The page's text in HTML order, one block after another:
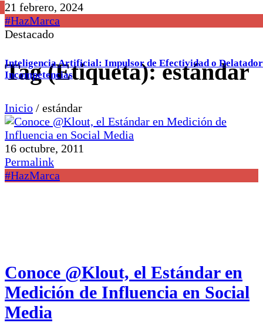
21 febrero, 2024
#HazMarca
Destacado
Inteligencia Artificial: Impulsor de Efectividad o
Incompetencias
Tag (Etiqueta):estándar
Inicio / estándar
16 octubre, 2011
Permalink
#HazMarca
Conoce @Klout, el Estándar en
Medición de Influencia en Social
Media